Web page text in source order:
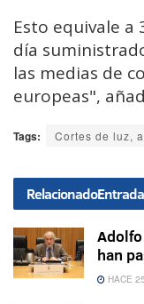
Esto equivale
día
las medias de
europeas",
Tags: Cortes de luz,
Relacionado
han
HACE